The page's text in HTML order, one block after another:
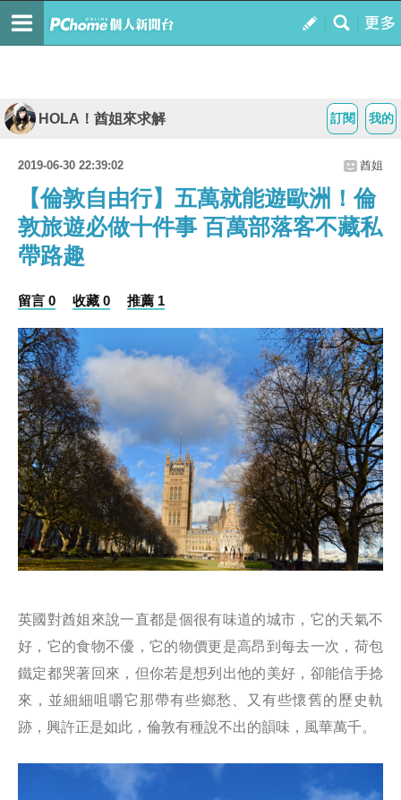
我的
訂閱
HOLA！酋姐來求解
2019-06-30 22:39:02 酋姐
【倫敦自由行】五萬就能遊歐洲！倫
敦旅遊必做十件事 百萬部落客不藏私
帶路趣
留言 0 收藏 0 推薦 1
英國對酋姐來說一直都是個很有味道的城市，它的天氣不
好，它的食物不優，它的物價更是高昂到每去一次，荷包
鐵定都哭著回來，但你若是想列出他的美好，卻能信手捻
來，並細細咀嚼它那帶有些鄉愁、又有些懷舊的歷史軌
跡，興許正是如此，倫敦有種說不出的韻味，風華萬千。